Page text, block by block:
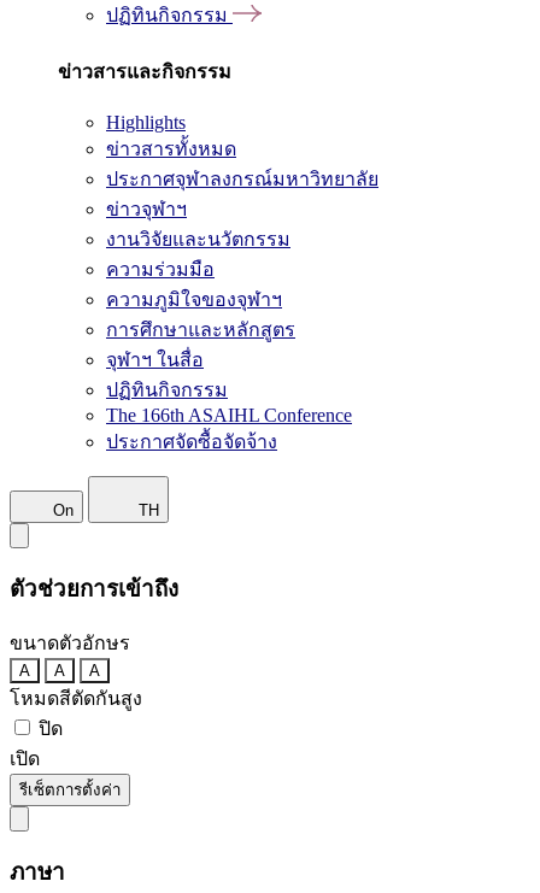
ปฏิทินกิจกรรม
ข่าวสารและกิจกรรม
Highlights
ข่าวสารทั้งหมด
ประกาศจุฬาลงกรณ์มหาวิทยาลัย
ข่าวจุฬาฯ
งานวิจัยและนวัตกรรม
ความร่วมมือ
ความภูมิใจของจุฬาฯ
การศึกษาและหลักสูตร
จุฬาฯ ในสื่อ
ปฏิทินกิจกรรม
The 166th ASAIHL Conference
ประกาศจัดซื้อจัดจ้าง
On TH
ตัวช่วยการเข้าถึง
ขนาดตัวอักษร
A A A
โหมดสีตัดกันสูง
ปิด
เปิด
รีเซ็ตการตั้งค่า
ภาษา